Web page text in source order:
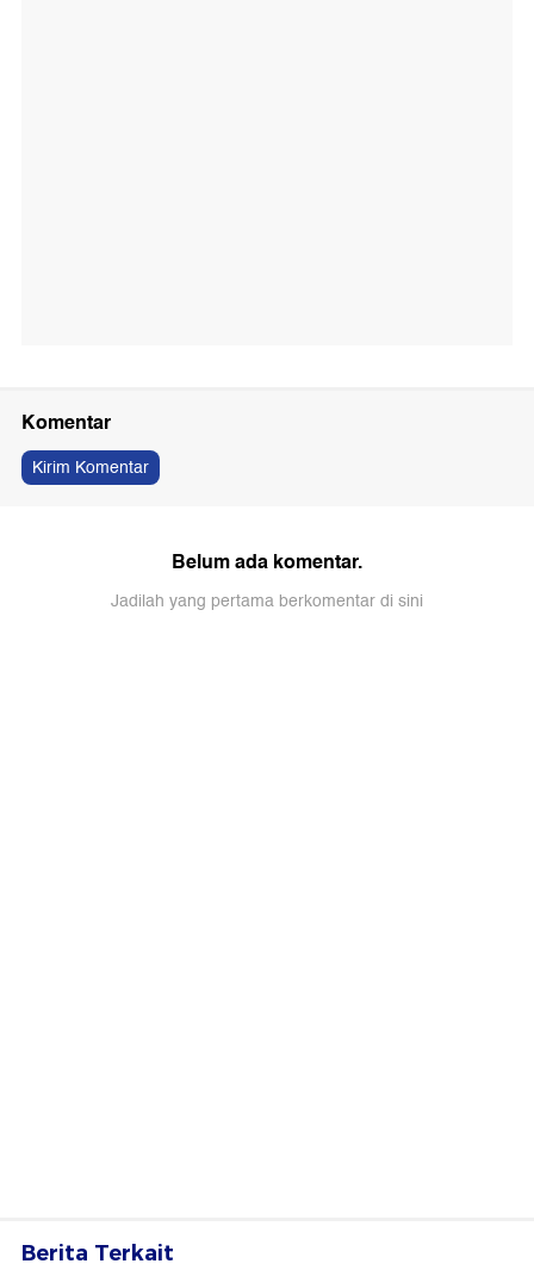
Komentar
Kirim Komentar
Belum ada komentar.
Jadilah yang pertama berkomentar di sini
Berita Terkait